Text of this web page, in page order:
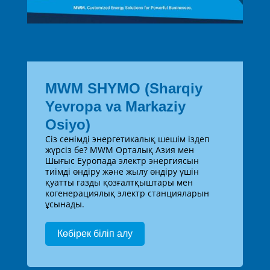
MWM SHYMO (Sharqiy
Yevropa va Markaziy
Osiyo)
Сіз сенімді энергетикалық шешім іздеп
жүрсіз бе? MWM Орталық Азия мен
Шығыс Еуропада электр энергиясын
тиімді өндіру және жылу өндіру үшін
қуатты газды қозғалтқыштары мен
когенерациялық электр станцияларын
ұсынады.
Көбірек біліп алу